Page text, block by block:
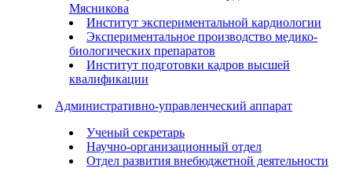
Мясникова
Институт экспериментальной кардиологии
Экспериментальное производство медико-
биологических препаратов
Институт подготовки кадров высшей
квалификации
Административно-управленческий аппарат
Ученый секретарь
Научно-организационный отдел
Отдел развития внебюджетной деятельности